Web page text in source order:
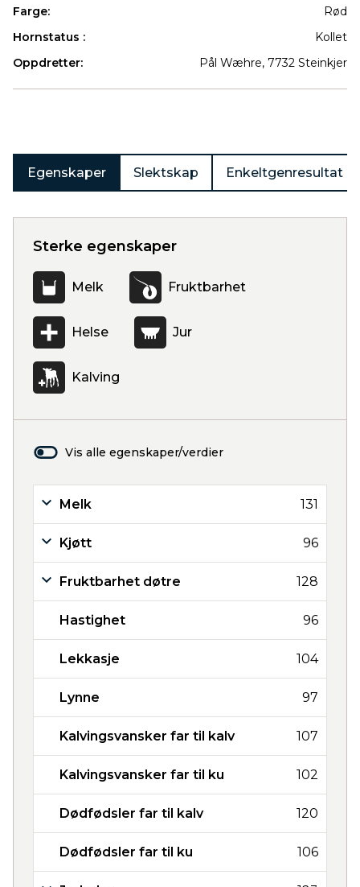
Farge:
Rød
Hornstatus :
Kollet
Oppdretter:
Pål Wæhre, 7732 Steinkjer
Egenskaper Slektskap Enkeltgenresultat
Sterke egenskaper
Melk Fruktbarhet
Helse Jur
Kalving
Vis alle egenskaper/verdier
Melk 131
Kjøtt 96
Fruktbarhet døtre 128
Hastighet 96
Lekkasje 104
Lynne 97
Kalvingsvansker far til kalv 107
Kalvingsvansker far til ku 102
Dødfødsler far til kalv 120
Dødfødsler far til ku 106